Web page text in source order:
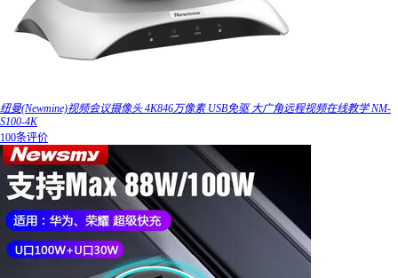
纽曼(Newmine)视频会议摄像头 4K846万像素 USB免驱 大广角远程视频在线教学 NM-
S100-4K
100条评价